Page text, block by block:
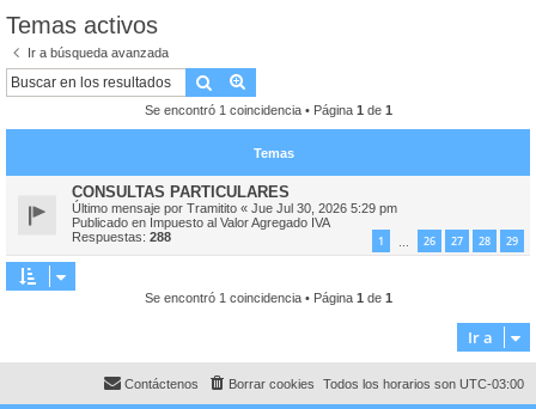
Temas activos
Ir a búsqueda avanzada
Buscar
Se encontró 1 coincidencia • Página 1 de 1
Temas
CONSULTAS PARTICULARES
Último mensaje por Tramitito « Jue Jul 30, 2026 5:29 pm
Publicado en Impuesto al Valor Agregado IVA
Respuestas: 288 1 26 27 28 29
Se encontró 1 coincidencia • Página 1 de 1
Ir a
Todos los horarios son UTC-03:00
Borrar cookies
Contáctenos